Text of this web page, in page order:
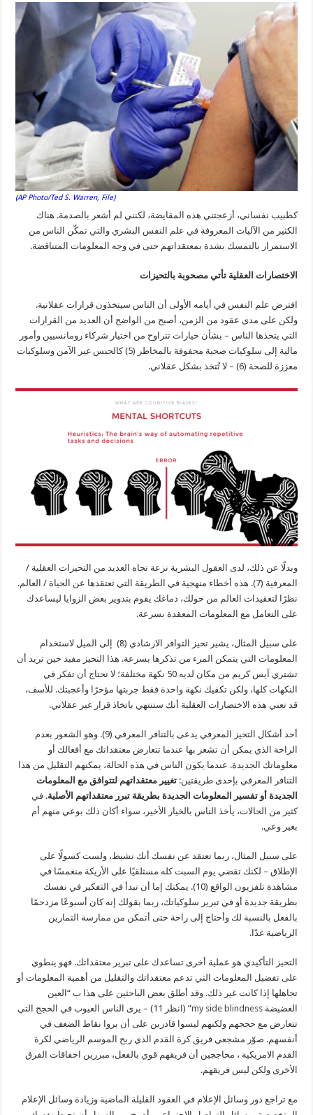
(AP Photo/Ted S. Warren, File)
كطبيب نفساني، أزعجتني هذه المقايضة، لكنني لم أشعر بالصدمة. هناك
الكثير من الآليات المعروفة في علم النفس البشري والتي تمكّن الناس من
الاستمرار بالتمسك بشدة بمعتقداتهم حتى في وجه المعلومات المتناقضة.
الاختصارات العقلية تأتي مصحوبة بالتحيزات
افترض علم النفس في أيامه الأولى أن الناس سيتخذون قرارات عقلانية.
ولكن على مدى عقود من الزمن، أصبح من الواضح أن العديد من القرارات
التي يتخذها الناس – بشأن خيارات تتراوح من اختيار شركاء رومانسيين وأمور
مالية إلى سلوكيات صحية محفوفة بالمخاطر (5) كالجنس غير الآمن وسلوكيات
معززة للصحة (6) – لا تُتخذ بشكل عقلاني.
وبدلًا عن ذلك، لدى العقول البشرية نزعة تجاه العديد من التحيزات العقلية /
المعرفية (7). هذه أخطاء منهجية في الطريقة التي تعتقدها عن الحياة / العالم.
نظرًا لتعقيدات العالم من حولك، دماغك يقوم بتدوير بعض الزوايا ليساعدك
على التعامل مع المعلومات المعقدة بسرعة.
على سبيل المثال، يشير تحيز التوافر الارشادي (8) إلى الميل لاستخدام
المعلومات التي يتمكن المرء من تذكرها بسرعة. هذا التحيز مفيد حين تريد أن
تشتري آيس كريم من مكان لديه 50 نكهة مختلفة؛ لا تحتاج أن تفكر في
النكهات كلها، ولكن تكفيك نكهة واحدة فقط جربتها مؤخرًا وأعجبتك. للأسف،
قد تعني هذه الاختصارات العقلية أنك ستنتهي باتخاذ قرار غير عقلاني.
أحد أشكال التحيز المعرفي يدعى بالتنافر المعرفي (9). وهو الشعور بعدم
الراحة الذي يمكن أن تشعر بها عندما تتعارض معتقداتك مع أفعالك أو
معلوماتك الجديدة. عندما يكون الناس في هذه الحالة، يمكنهم التقليل من هذا
التنافر المعرفي بإحدى طريقتين:تغيير معتقداتهم لتتوافق مع المعلومات
الجديدة أو تفسير المعلومات الجديدة بطريقة تبرر معتقداتهم الأصلية. في
كثير من الحالات، يأخذ الناس بالخيار الأخير، سواء أكان ذلك بوعي منهم أم
بغير وعي.
على سبيل المثال، ربما تعتقد عن نفسك أنك نشيط، ولست كسولًا على
الإطلاق – لكنك تقضي يوم السبت كله مستلقيًا على الأريكة منغمسًا في
مشاهدة تلفزيون الواقع (10). يمكنك إما أن تبدأ في التفكير في نفسك
بطريقة جديدة أو في تبرير سلوكياتك، ربما بقولك إنه كان أسبوعًا مزدحمًا
بالفعل بالنسبة لك وأحتاج إلى راحة حتى أتمكن من ممارسة التمارين
الرياضية غدًا.
التحيز التأكيدي هو عملية أخرى تساعدك على تبرير معتقداتك. فهو ينطوي
على تفضيل المعلومات التي تدعم معتقداتك والتقليل من أهمية المعلومات أو
تجاهلها إذا كانت غير ذلك. وقد أطلق بعض الباحثين على هذا ب “العين
الغضيضة my side blindness
” (انظر 11) – يرى الناس العيوب في الحجج التي
تتعارض مع حججهم ولكنهم ليسوا قادرين على أن يروا نقاط الضعف في
أنفسهم. صوّر مشجعي فريق كرة القدم الذي ربح الموسم الرياضي لكرة
القدم الامريكية ، محاججين أن فريقهم قوي بالفعل، مبررين اخفاقات الفرق
الأخرى ولكن ليس فريقهم.
مع تراجع دور وسائل الإعلام في العقود القليلة الماضية وزيادة وسائل الإعلام